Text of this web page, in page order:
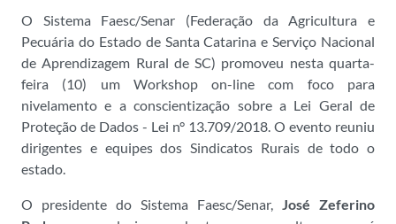
O Sistema Faesc/Senar (Federação da Agricultura e
Pecuária do Estado de Santa Catarina e Serviço Nacional
de Aprendizagem Rural de SC) promoveu nesta quarta-
feira (10) um Workshop on-line com foco para
nivelamento e a conscientização sobre a Lei Geral de
Proteção de Dados - Lei n° 13.709/2018. O evento reuniu
dirigentes e equipes dos Sindicatos Rurais de todo o
estado.
O presidente do Sistema Faesc/Senar, José Zeferino